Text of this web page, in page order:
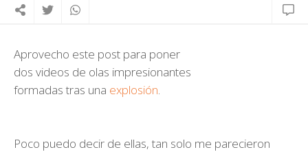
Aprovecho este post para poner
dos videos de olas impresionantes
formadas tras una explosión.
Poco puedo decir de ellas, tan solo me parecieron